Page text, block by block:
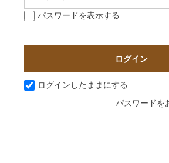
パスワードを表示する
ログインしたままにする
パスワードを